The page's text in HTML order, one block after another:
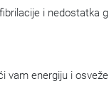
i nedostatka
energiju i